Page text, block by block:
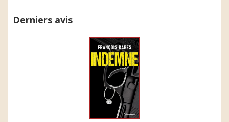
Derniers avis